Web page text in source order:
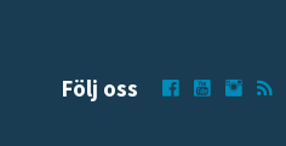
Följ oss